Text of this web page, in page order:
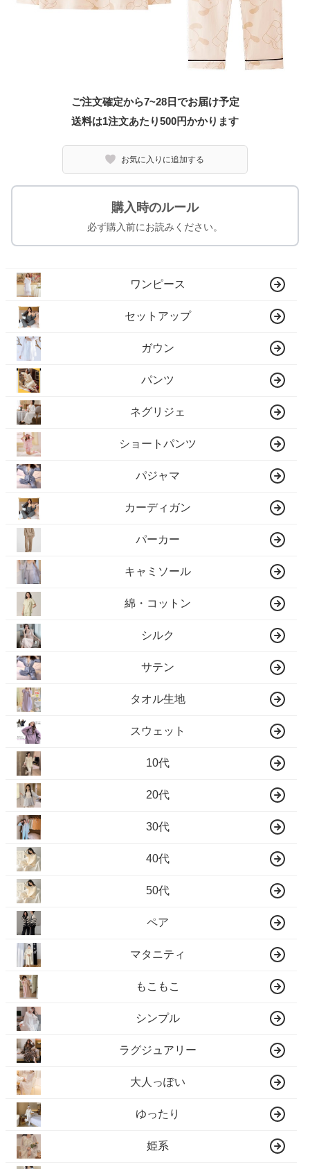
ご注文確定から7~28日でお届け予定
送料は1注文あたり500円かかります
お気に入りに追加する
購入時のルール
必ず購入前にお読みください。
ワンピース
セットアップ
ガウン
パンツ
ネグリジェ
ショートパンツ
パジャマ
カーディガン
パーカー
キャミソール
綿・コットン
シルク
サテン
タオル生地
スウェット
10代
20代
30代
40代
50代
ペア
マタニティ
もこもこ
シンプル
ラグジュアリー
大人っぽい
ゆったり
姫系